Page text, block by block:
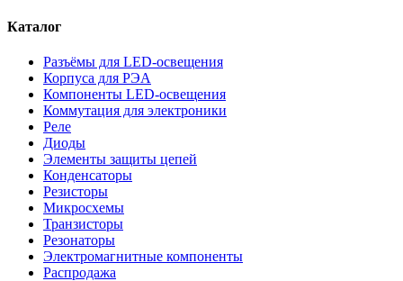
Каталог
Разъёмы для LED-освещения
Корпуса для РЭА
Компоненты LED-освещения
Коммутация для электроники
Реле
Диоды
Элементы защиты цепей
Конденсаторы
Резисторы
Микросхемы
Транзисторы
Резонаторы
Электромагнитные компоненты
Распродажа